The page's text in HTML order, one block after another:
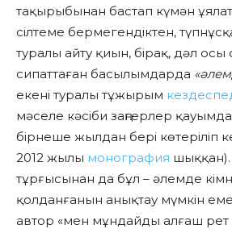
тақырыбынан бастап күмән
сілтеме бермегендіктен,
туралы айту қиын, бірақ, дәл осы
сипаттаған басылымдарда
екені туралы тұжырым
мәселе кәсіби заңгерлер
бірнеше жылдан бері көтеріліп
2012 жылы монография шыққан).
тұрғысынан да бұл – әлемде
қолданғанын анықтау мүмкін
автор «мен мұндайды алғаш рет